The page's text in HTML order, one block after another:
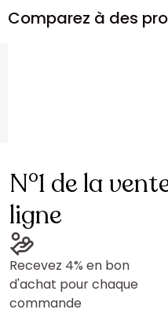
Comparez à des
N°1 de la
ligne
Recevez 4% en bon
d'achat pour chaque
commande